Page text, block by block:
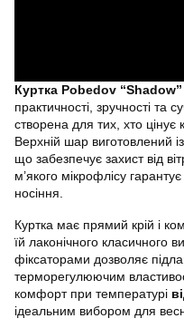
Куртка Pobedov “Shadow”
практичності, зручності та
створена для тих, хто
Верхній шар виготовлений
що забезпечує захист від
м’якого мікрофлісу
носіння.
Куртка має прямий крій і
їй лаконічного класичного
фіксаторами дозволяє
терморегулюючим
комфорт при температурі
ідеальним вибором для